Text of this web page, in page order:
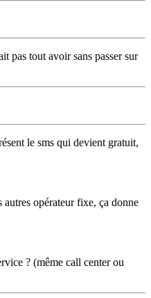
pas tout avoir sans passer sur
le sms qui devient gratuit,
opérateur fixe, ça donne
? (même call center ou